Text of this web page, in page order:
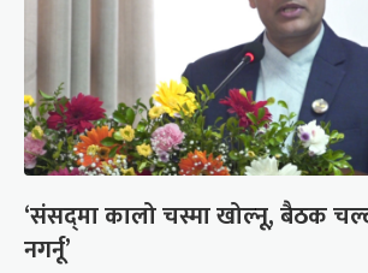
‘संसद्‍मा कालो चस्मा खोल्नू, बैठक
नगर्नू’